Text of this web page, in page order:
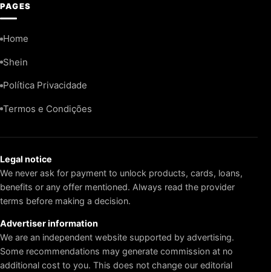
PAGES
Home
Shein
Política Privacidade
Termos e Condições
Legal notice
We never ask for payment to unlock products, cards, loans,
benefits or any offer mentioned. Always read the provider
terms before making a decision.
Advertiser information
We are an independent website supported by advertising.
Some recommendations may generate commission at no
additional cost to you. This does not change our editorial